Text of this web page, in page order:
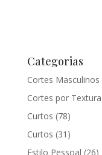
Categorias
Cortes Masculinos
Cortes por Textura
Curtos (78)
Curtos (31)
Estilo Pessoal (26)